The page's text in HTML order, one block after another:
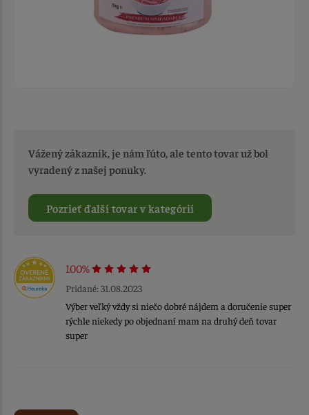
Vážený zákazník, je nám ľúto, ale tento tovar už bol
vyradený z našej ponuky.
Pozrieť ďalší tovar v kategórií
100%
Pridané: 31.08.2023
Výber veľký vždy si niečo dobré nájdem a doručenie super
rýchle niekedy po objednaní mam na druhý deň tovar
super